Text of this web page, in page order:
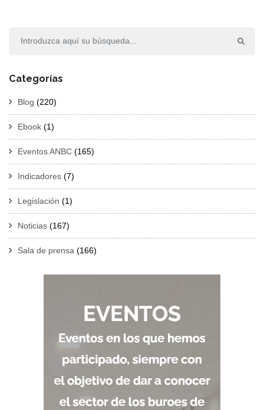
Categorías
Blog (220)
Ebook (1)
Eventos ANBC (165)
Indicadores (7)
Legislación (1)
Noticias (167)
Sala de prensa (166)